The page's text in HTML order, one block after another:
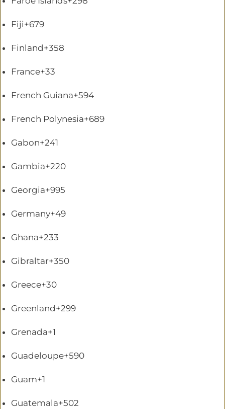
Fiji+679
Finland+358
France+33
French Guiana+594
French Polynesia+689
Gabon+241
Gambia+220
Georgia+995
Germany+49
Ghana+233
Gibraltar+350
Greece+30
Greenland+299
Grenada+1
Guadeloupe+590
Guam+1
Guatemala+502